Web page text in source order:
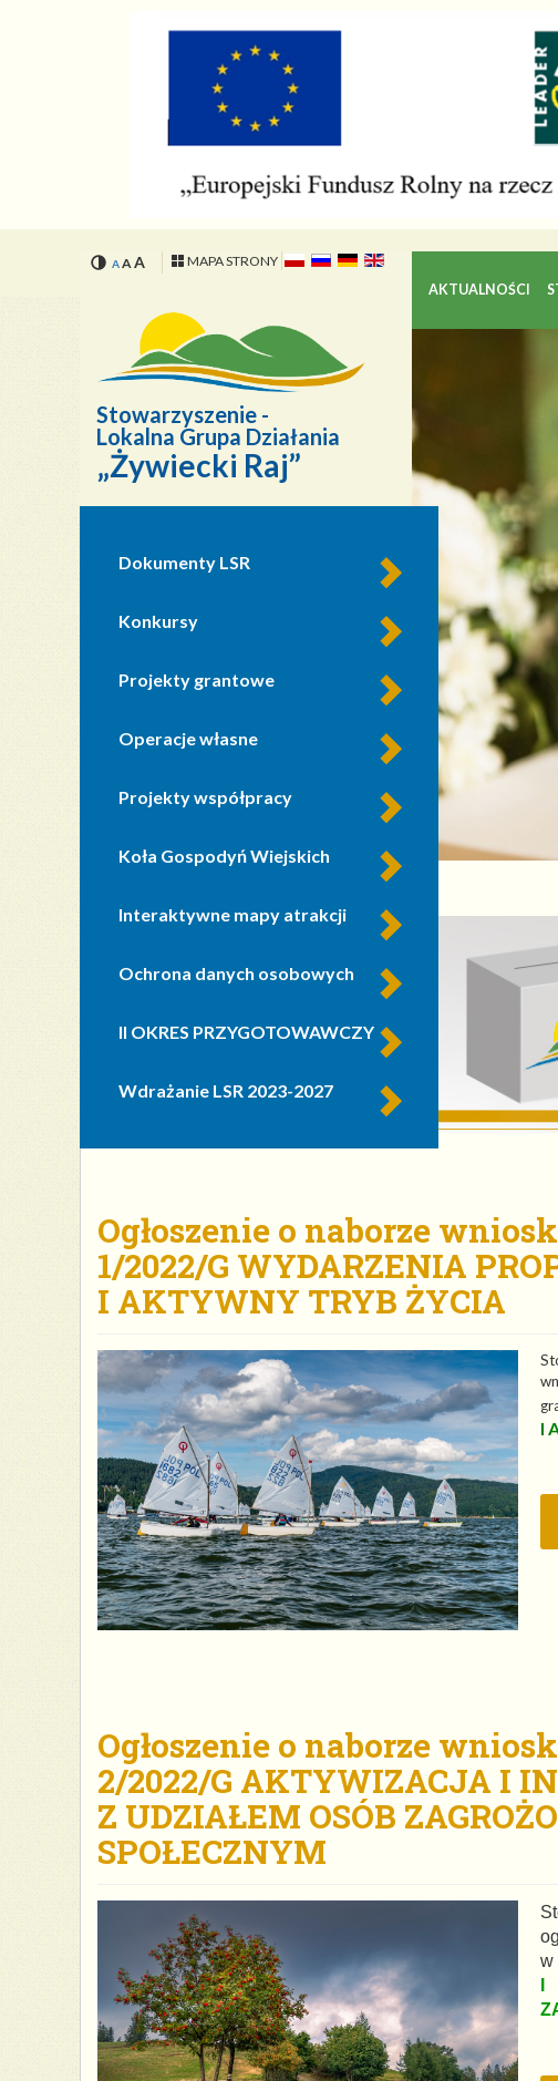
AA A MAPA STRONY
Stowarzyszenie -
Lokalna Grupa Działania
„Żywiecki Raj”
Dokumenty LSR
Konkursy
Projekty grantowe
Operacje własne
Projekty współpracy
Koła Gospodyń Wiejskich
Interaktywne mapy atrakcji
Ochrona danych osobowych
II OKRES PRZYGOTOWAWCZY
Wdrażanie LSR 2023-2027
AKTUALNOŚCI
Ogłoszenie o naborze
1/2022/G WYDARZENIA
I AKTYWNY TRYB ŻYCIA
I
Ogłoszenie o naborze
2/2022/G AKTYWIZACJA I
Z UDZIAŁEM OSÓB
SPOŁECZNYM